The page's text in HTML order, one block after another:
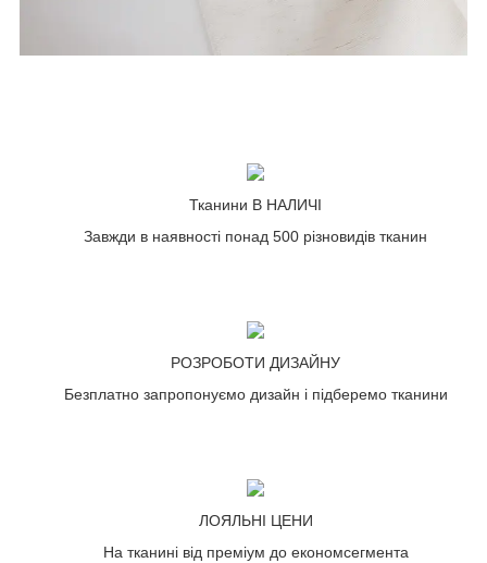
Тканини В НАЛИЧІ
Завжди в наявності понад 500 різновидів тканин
РОЗРОБОТИ ДИЗАЙНУ
Безплатно запропонуємо дизайн і підберемо тканини
ЛОЯЛЬНІ ЦЕНИ
На тканині від преміум до економсегмента